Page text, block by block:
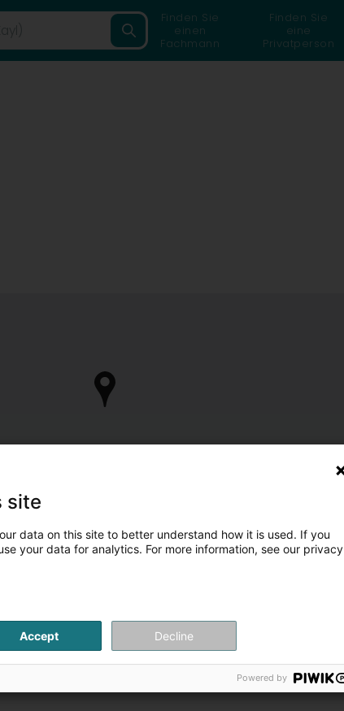
Finden Sie
einen
Fachmann
Finden Sie
eine
Privatperson
site
data on this site to better understand how it is used. If you
your data for analytics. For more information, see our privacy
Accept Decline
Powered by